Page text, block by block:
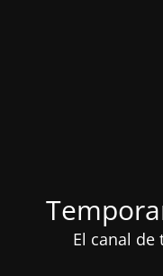
El canal de